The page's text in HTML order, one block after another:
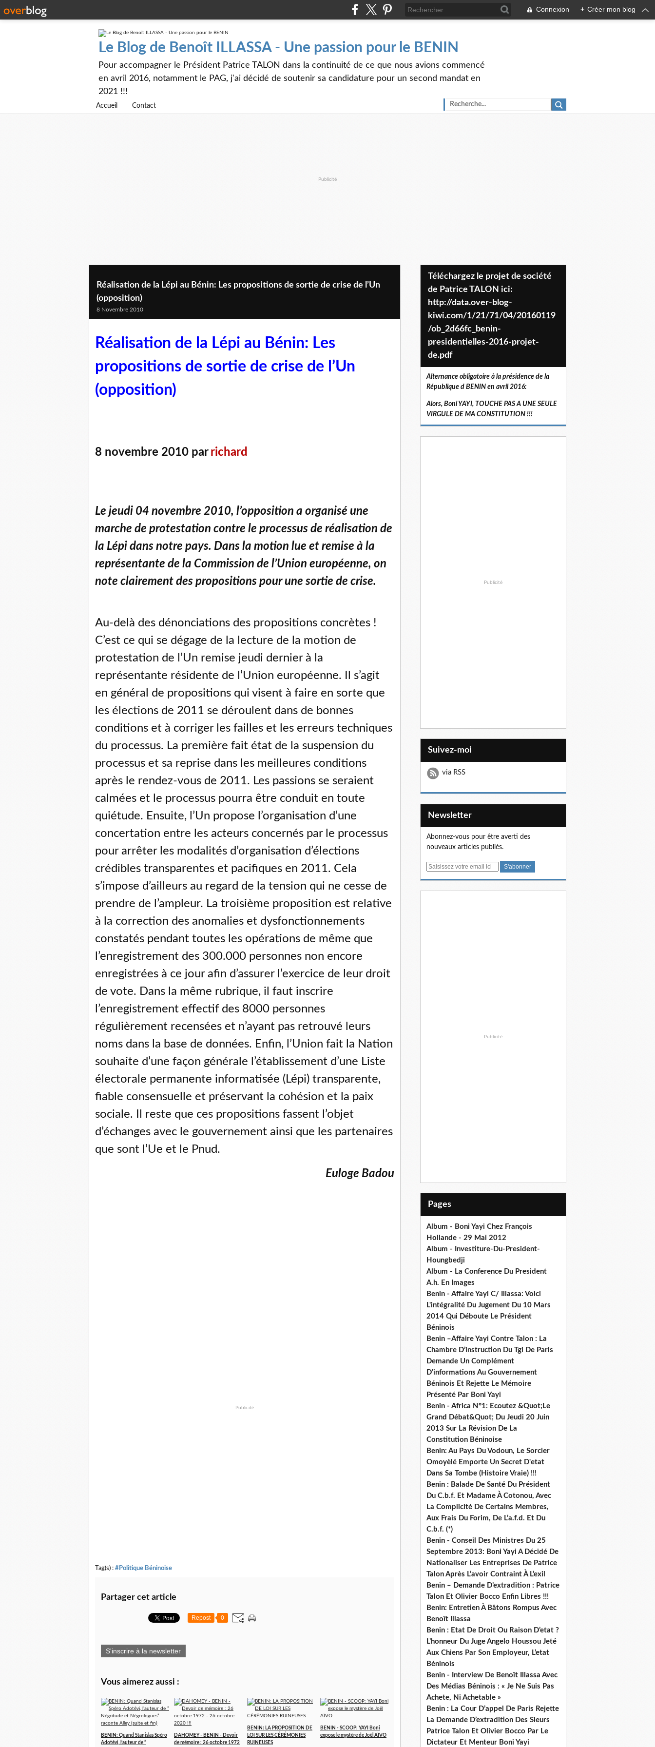
Connexion + Créer mon blog
Le Blog de Benoît ILLASSA - Une passion pour le BENIN
Pour accompagner le Président Patrice TALON dans la continuité de ce que nous avions commencé
en avril 2016, notamment le PAG, j'ai décidé de soutenir sa candidature pour un second mandat en
2021 !!!
Accueil Contact
Publicité
Réalisation de la Lépi au Bénin: Les propositions de sortie de crise de l’Un
(opposition)
8 Novembre 2010
Réalisation de la Lépi au Bénin: Les
propositions de sortie de crise de l’Un
(opposition)
8 novembre 2010 par richard
Le jeudi 04 novembre 2010, l’opposition a organisé une
marche de protestation contre le processus de réalisation de
la Lépi dans notre pays. Dans la motion lue et remise à la
représentante de la Commission de l’Union européenne, on
note clairement des propositions pour une sortie de crise.
Au-delà des dénonciations des propositions concrètes !
C’est ce qui se dégage de la lecture de la motion de
protestation de l’Un remise jeudi dernier à la
représentante résidente de l’Union européenne. Il s’agit
en général de propositions qui visent à faire en sorte que
les élections de 2011 se déroulent dans de bonnes
conditions et à corriger les failles et les erreurs techniques
du processus. La première fait état de la suspension du
processus et sa reprise dans les meilleures conditions
après le rendez-vous de 2011. Les passions se seraient
calmées et le processus pourra être conduit en toute
quiétude. Ensuite, l’Un propose l’organisation d’une
concertation entre les acteurs concernés par le processus
pour arrêter les modalités d’organisation d’élections
crédibles transparentes et pacifiques en 2011. Cela
s’impose d’ailleurs au regard de la tension qui ne cesse de
prendre de l’ampleur. La troisième proposition est relative
à la correction des anomalies et dysfonctionnements
constatés pendant toutes les opérations de même que
l’enregistrement des 300.000 personnes non encore
enregistrées à ce jour afin d’assurer l’exercice de leur droit
de vote. Dans la même rubrique, il faut inscrire
l’enregistrement effectif des 8000 personnes
régulièrement recensées et n’ayant pas retrouvé leurs
noms dans la base de données. Enfin, l’Union fait la Nation
souhaite d’une façon générale l’établissement d’une Liste
électorale permanente informatisée (Lépi) transparente,
fiable consensuelle et préservant la cohésion et la paix
sociale. Il reste que ces propositions fassent l’objet
d’échanges avec le gouvernement ainsi que les partenaires
que sont l’Ue et le Pnud.
Euloge Badou
Publicité
Tag(s) : #Politique Béninoise
Partager cet article
Repost 0
S'inscrire à la newsletter
Vous aimerez aussi :
BENIN: Quand Stanislas Spéro
Adotévi, l’auteur de ”
DAHOMEY - BENIN - Devoir
de mémoire : 26 octobre 1972
BENIN: LA PROPOSITION DE
LOI SUR LES CÉRÉMONIES
RUINEUSES
BENIN - SCOOP: YAYI Boni
expose le mystère de Joël AÏVO
Téléchargez le projet de société
de Patrice TALON ici:
http://data.over-blog-
kiwi.com/1/21/71/04/20160119
/ob_2d66fc_benin-
presidentielles-2016-projet-
de.pdf
Alternance obligatoire à la présidence de la
République d BENIN en avril 2016:
Alors, Boni YAYI, TOUCHE PAS A UNE SEULE
VIRGULE DE MA CONSTITUTION !!!
Publicité
Suivez-moi
via RSS
Newsletter
Abonnez-vous pour être averti des
nouveaux articles publiés.
E
Publicité
Pages
Album - Boni Yayi Chez François
Hollande - 29 Mai 2012
Album - Investiture-Du-President-
Houngbedji
Album - La Conference Du President
A.h. En Images
Benin - Affaire Yayi C/ Illassa: Voici
L'intégralité Du Jugement Du 10 Mars
2014 Qui Déboute Le Président
Béninois
Benin –Affaire Yayi Contre Talon : La
Chambre D’instruction Du Tgi De Paris
Demande Un Complément
D’informations Au Gouvernement
Béninois Et Rejette Le Mémoire
Présenté Par Boni Yayi
Benin - Africa N°1: Ecoutez &Quot;Le
Grand Débat&Quot; Du Jeudi 20 Juin
2013 Sur La Révision De La
Constitution Béninoise
Benin: Au Pays Du Vodoun, Le Sorcier
Omoyèlé Emporte Un Secret D'etat
Dans Sa Tombe (Histoire Vraie) !!!
Benin : Balade De Santé Du Président
Du C.b.f. Et Madame À Cotonou, Avec
La Complicité De Certains Membres,
Aux Frais Du Forim, De L’a.f.d. Et Du
C.b.f. (*)
Benin - Conseil Des Ministres Du 25
Septembre 2013: Boni Yayi A Décidé De
Nationaliser Les Entreprises De Patrice
Talon Après L’avoir Contraint À L’exil
Benin – Demande D’extradition : Patrice
Talon Et Olivier Bocco Enfin Libres !!!
Benin: Entretien À Bâtons Rompus Avec
Benoît Illassa
Benin : Etat De Droit Ou Raison D’etat ?
L’honneur Du Juge Angelo Houssou Jeté
Aux Chiens Par Son Employeur, L’etat
Béninois
Benin - Interview De Benoît Illassa Avec
Des Médias Béninois : « Je Ne Suis Pas
Achete, Ni Achetable »
Benin : La Cour D’appel De Paris Rejette
La Demande D’extradition Des Sieurs
Patrice Talon Et Olivier Bocco Par Le
Dictateur Et Menteur Boni Yayi